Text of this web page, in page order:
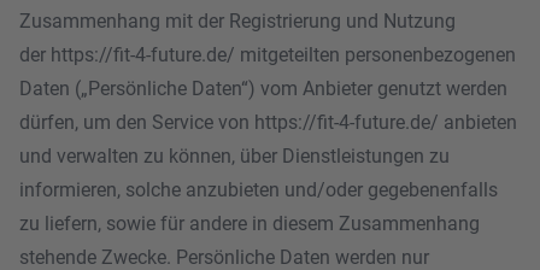
Zusammenhang mit der Registrierung und Nutzung
der https://fit-4-future.de/ mitgeteilten personenbezogenen
Daten („Persönliche Daten“) vom Anbieter genutzt werden
dürfen, um den Service von https://fit-4-future.de/ anbieten
und verwalten zu können, über Dienstleistungen zu
informieren, solche anzubieten und/oder gegebenenfalls
zu liefern, sowie für andere in diesem Zusammenhang
stehende Zwecke. Persönliche Daten werden nur